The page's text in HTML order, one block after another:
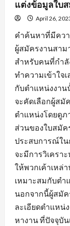
แต่งข้อมูลใบ
April 26,
คำค้นหาที่มีคว
ผู้สมัครงานสาม
สำหรับคนที่กำ
ทำความเข้าใจ
กับตำแหน่งงาน
จะคัดเลือกผู้สมั
ตำแหน่งโดยดูภ
ส่วนของใบสมัค
ประสบการณ์ใน
จะมีการวิเครา
ให้พวกเค้าเหล่
เหมาะสมกับตำ
นอกจากนี้ผู้สมั
ละเอียดตำแหน่
หางาน ที่ปัจจุบั